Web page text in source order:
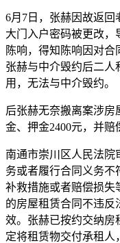
6月7日，张赫因故返回
大门入户密码被更改，
陈响，得知陈响因对
张赫与中介毁约后二人
用，无法与中介毁约。
后张赫无奈搬离案涉房
金、押金2400元，并赔
南通市崇川区人民法院
务或者履行合同义务不
补救措施或者赔偿损失
的房屋租赁合同不违反
效。张赫已按约交纳房
定将租赁物交付承租人